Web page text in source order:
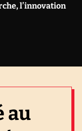
l’innovation
au